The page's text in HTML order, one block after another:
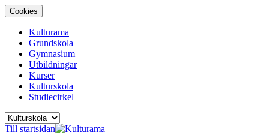
Cookies
Kulturama
Grundskola
Gymnasium
Utbildningar
Kurser
Kulturskola
Studiecirkel
Till startsidan